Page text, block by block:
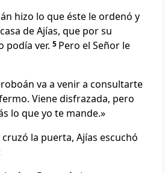
hizo lo que éste le ordenó y
de Ajías, que por su
podía ver. 5 Pero el Señor le
va a venir a consultarte
Viene disfrazada, pero
lo que yo te mande.»
la puerta, Ajías escuchó